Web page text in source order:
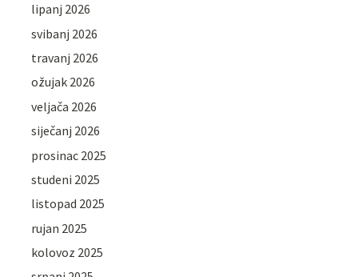
lipanj 2026
svibanj 2026
travanj 2026
ožujak 2026
veljača 2026
siječanj 2026
prosinac 2025
studeni 2025
listopad 2025
rujan 2025
kolovoz 2025